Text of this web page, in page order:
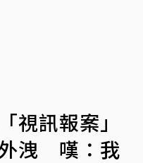
視訊報案」
洩 嘆：我